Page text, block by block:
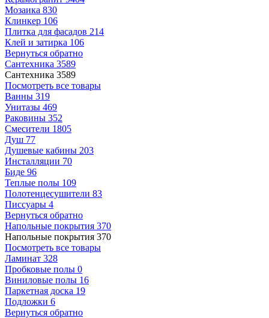
Мозаика 830
Клинкер 106
Плитка для фасадов 214
Клей и затирка 106
Вернуться обратно
Сантехника 3589
Сантехника 3589
Посмотреть все товары
Ванны 319
Унитазы 469
Раковины 352
Смесители 1805
Душ 77
Душевые кабины 203
Инсталляции 70
Биде 96
Теплые полы 109
Полотенцесушители 83
Писсуары 4
Вернуться обратно
Напольные покрытия 370
Напольные покрытия 370
Посмотреть все товары
Ламинат 328
Пробковые полы 0
Виниловые полы 16
Паркетная доска 19
Подложки 6
Вернуться обратно